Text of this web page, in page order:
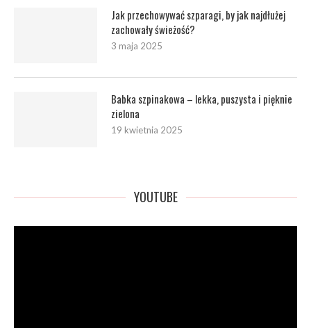
Jak przechowywać szparagi, by jak najdłużej
zachowały świeżość?
3 maja 2025
Babka szpinakowa – lekka, puszysta i pięknie
zielona
19 kwietnia 2025
YOUTUBE